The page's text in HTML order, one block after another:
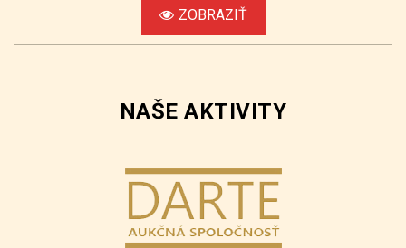
ZOBRAZIŤ
NAŠE AKTIVITY